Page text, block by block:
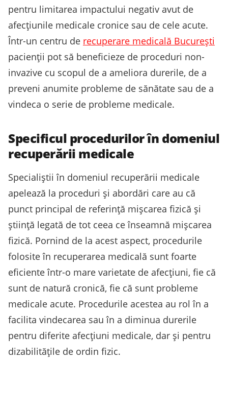
pentru limitarea impactului negativ avut de
afecțiunile medicale cronice sau de cele acute.
Într-un centru de recuperare medicală București
pacienții pot să beneficieze de proceduri non-
invazive cu scopul de a ameliora durerile, de a
preveni anumite probleme de sănătate sau de a
vindeca o serie de probleme medicale.
Specificul procedurilor în domeniul
recuperării medicale
Specialiștii în domeniul recuperării medicale
apelează la proceduri și abordări care au că
punct principal de referință mișcarea fizică și
știință legată de tot ceea ce înseamnă mișcarea
fizică. Pornind de la acest aspect, procedurile
folosite în recuperarea medicală sunt foarte
eficiente într-o mare varietate de afecțiuni, fie că
sunt de natură cronică, fie că sunt probleme
medicale acute. Procedurile acestea au rol în a
facilita vindecarea sau în a diminua durerile
pentru diferite afecțiuni medicale, dar și pentru
dizabilitățile de ordin fizic.